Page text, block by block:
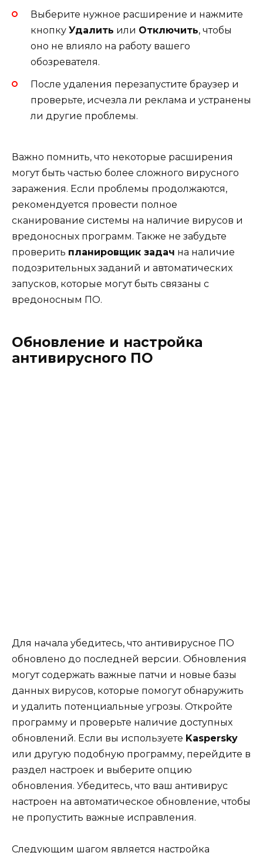
Выберите нужное расширение и нажмите
кнопку Удалить или Отключить, чтобы
оно не влияло на работу вашего
обозревателя.
После удаления перезапустите браузер и
проверьте, исчезла ли реклама и устранены
ли другие проблемы.
Важно помнить, что некоторые расширения
могут быть частью более сложного вирусного
заражения. Если проблемы продолжаются,
рекомендуется провести полное
сканирование системы на наличие вирусов и
вредоносных программ. Также не забудьте
проверить планировщик задач на наличие
подозрительных заданий и автоматических
запусков, которые могут быть связаны с
вредоносным ПО.
Обновление и настройка
антивирусного ПО
Для начала убедитесь, что антивирусное ПО
обновлено до последней версии. Обновления
могут содержать важные патчи и новые базы
данных вирусов, которые помогут обнаружить
и удалить потенциальные угрозы. Откройте
программу и проверьте наличие доступных
обновлений. Если вы используете Kaspersky
или другую подобную программу, перейдите в
раздел настроек и выберите опцию
обновления. Убедитесь, что ваш антивирус
настроен на автоматическое обновление, чтобы
не пропустить важные исправления.
Следующим шагом является настройка